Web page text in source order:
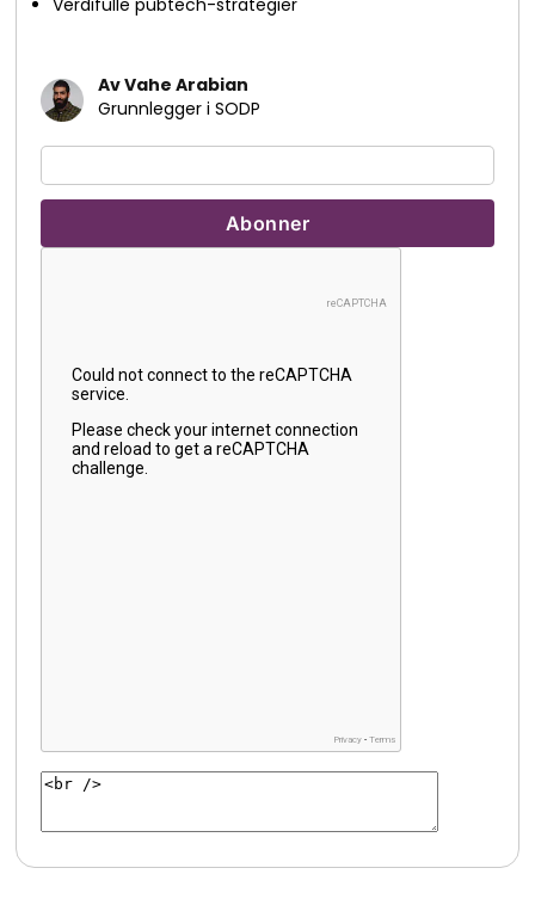
Verdifulle pubtech-strategier
Av Vahe Arabian
Grunnlegger i SODP